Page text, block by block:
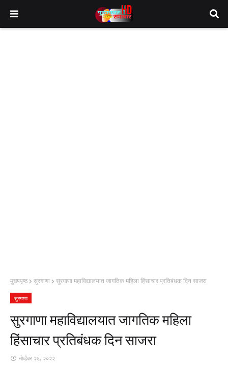
मुख्यपृष्ठ सुरगाणा सुरगाणा महाविद्यालयात जागतिक महिला हिंसाचार प्रतिबंधक दिन साजरा
सुरगाणा
सुरगाणा महाविद्यालयात जागतिक महिला
हिंसाचार प्रतिबंधक दिन साजरा
नोव्हेंबर २६, २०२२